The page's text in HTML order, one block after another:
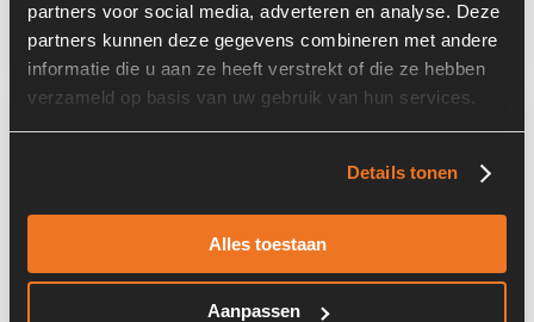
partners voor social media, adverteren en analyse. Deze
partners kunnen deze gegevens combineren met andere
informatie die u aan ze heeft verstrekt of die ze hebben
verzameld op basis van uw gebruik van hun services.
Details tonen
Alles toestaan
Aanpassen
Land:
Nederland
Overige informatie
Type 2: D1FBE01HC0NMW011X
+ Volledige overige informatie openen